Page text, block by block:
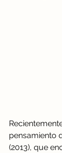
pensamiento
(2013), que